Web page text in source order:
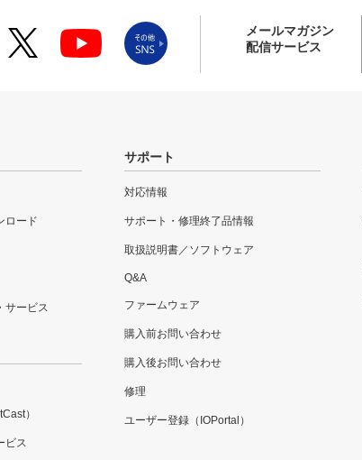
メールマガジン
配信サービス
ロード
サービス
）
ビス
サポート
対応情報
サポート・修理終了品情報
取扱説明書／ソフトウェア
Q&A
ファームウェア
購入前お問い合わせ
購入後お問い合わせ
修理
ユーザー登録（IOPortal）